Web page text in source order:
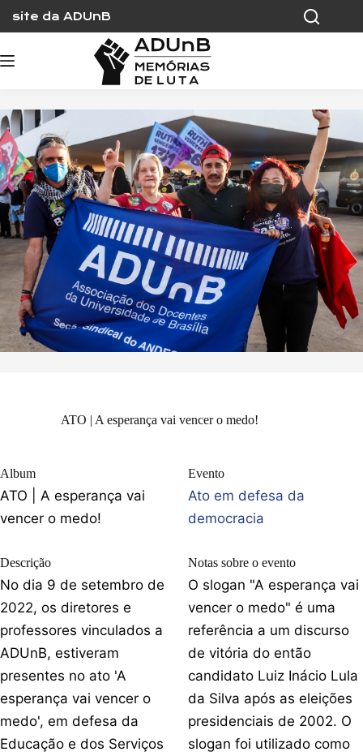
content
site da ADUnB
ATO | A esperança vai vencer o medo!
Album
ATO | A esperança vai
vencer o medo!
Descrição
No dia 9 de setembro de
2022, os diretores e
professores vinculados a
ADUnB, estiveram
presentes no ato 'A
esperança vai vencer o
medo', em defesa da
Educação e dos Serviços
Evento
Ato em defesa da
democracia
Notas sobre o evento
O slogan "A esperança vai
vencer o medo" é uma
referência a um discurso
de vitória do então
candidato Luiz Inácio Lula
da Silva após as eleições
presidenciais de 2002. O
slogan foi utilizado como